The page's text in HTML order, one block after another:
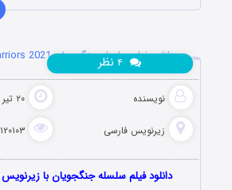
دانلود فیلم سلسله جنگجویان Dynasty Warriors 2021
نویسنده ۲۰ تیر ۱۴۰۰
زیرنویس فارسی ۱۲۰۱۰۳ بازدید
نظر